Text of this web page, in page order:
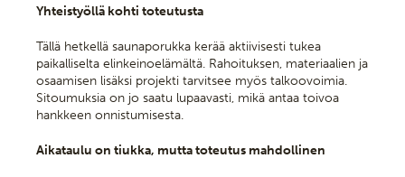
Yhteistyöllä kohti toteutusta
Tällä hetkellä saunaporukka kerää aktiivisesti tukea
paikalliselta elinkeinoelämältä. Rahoituksen, materiaalien ja
osaamisen lisäksi projekti tarvitsee myös talkoovoimia.
Sitoumuksia on jo saatu lupaavasti, mikä antaa toivoa
hankkeen onnistumisesta.
Aikataulu on tiukka, mutta toteutus mahdollinen